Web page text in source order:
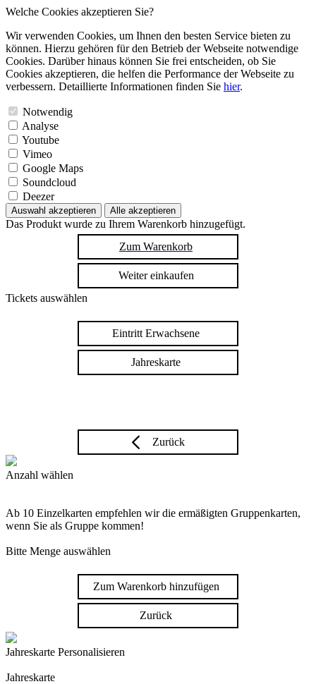
Welche Cookies akzeptieren Sie?
Wir verwenden Cookies, um Ihnen den besten Service bieten zu
können. Hierzu gehören für den Betrieb der Webseite notwendige
Cookies. Darüber hinaus können Sie frei entscheiden, ob Sie
Cookies akzeptieren, die helfen die Performance der Webseite zu
verbessern. Detaillierte Informationen finden Sie hier.
Notwendig
Analyse
Youtube
Vimeo
Google Maps
Soundcloud
Deezer
Auswahl akzeptieren Alle akzeptieren
Das Produkt wurde zu Ihrem Warenkorb hinzugefügt.
Zum Warenkorb
Weiter einkaufen
Tickets auswählen
Eintritt Erwachsene
Jahreskarte
Zurück
Anzahl wählen
Ab 10 Einzelkarten empfehlen wir die ermäßigten Gruppenkarten,
wenn Sie als Gruppe kommen!
Bitte Menge auswählen
Zum Warenkorb hinzufügen
Zurück
Jahreskarte Personalisieren
Jahreskarte